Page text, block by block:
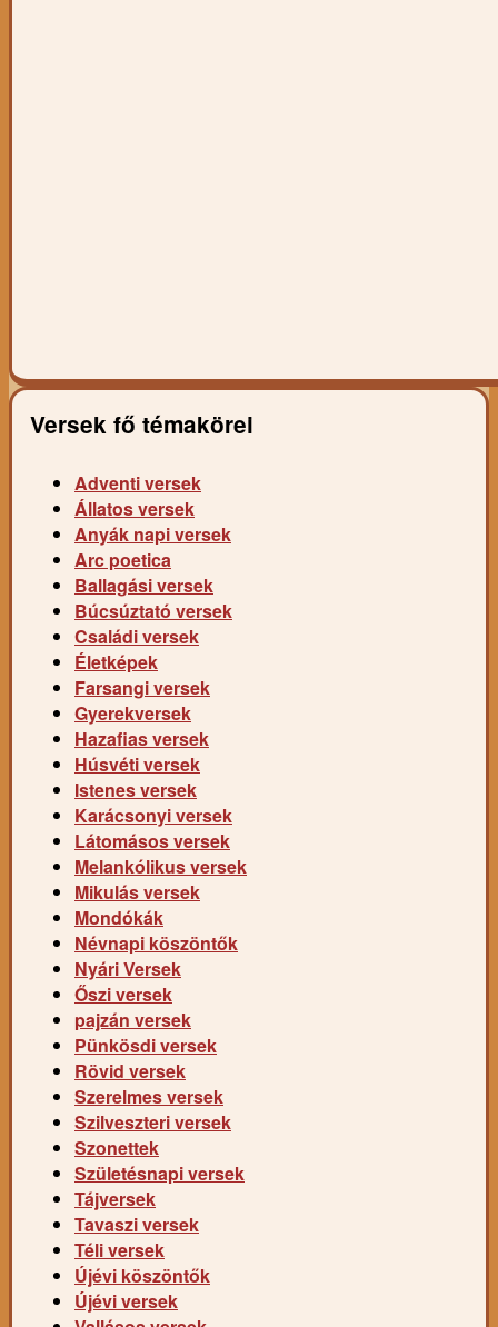
Versek fő témakörei
Adventi versek
Állatos versek
Anyák napi versek
Arc poetica
Ballagási versek
Búcsúztató versek
Családi versek
Életképek
Farsangi versek
Gyerekversek
Hazafias versek
Húsvéti versek
Istenes versek
Karácsonyi versek
Látomásos versek
Melankólikus versek
Mikulás versek
Mondókák
Névnapi köszöntők
Nyári Versek
Őszi versek
pajzán versek
Pünkösdi versek
Rövid versek
Szerelmes versek
Szilveszteri versek
Szonettek
Születésnapi versek
Tájversek
Tavaszi versek
Téli versek
Újévi köszöntők
Újévi versek